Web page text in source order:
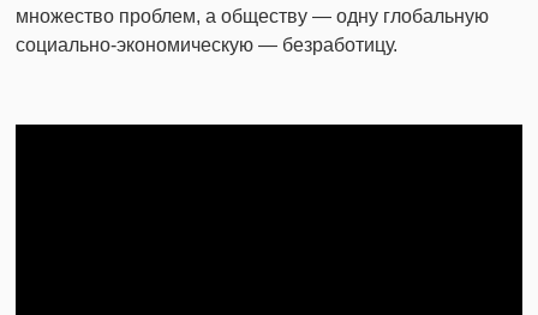
множество проблем, а обществу — одну глобальную
социально-экономическую — безработицу.